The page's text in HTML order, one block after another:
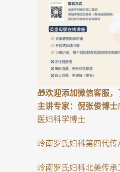
🎁欢迎添加微信客服
主讲专家：倪张俊博士
医妇科学博士
岭南罗氏妇科第四代传
岭南罗氏妇科北美传